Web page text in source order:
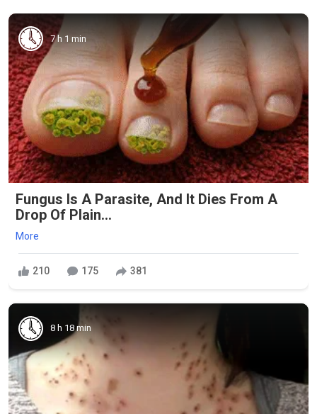
7 h 1 min
Fungus Is A Parasite, And It Dies From A
Drop Of Plain...
More
210 175 381
8 h 18 min